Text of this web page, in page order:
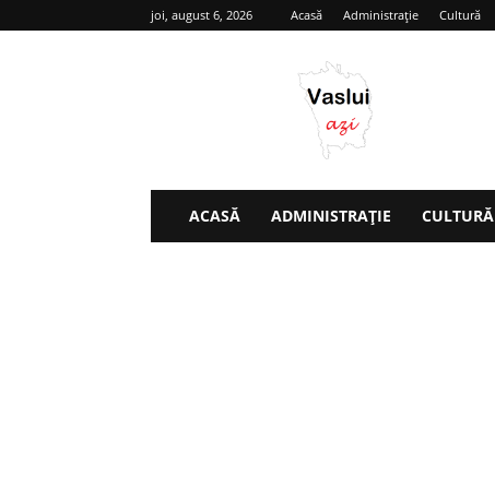
joi, august 6, 2026 Acasă Administrație Cultură
ACASĂ ADMINISTRAȚIE CULTURĂ